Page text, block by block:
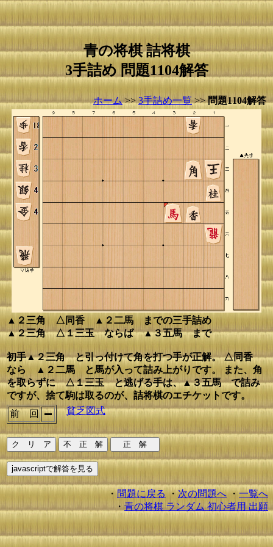
青の将棋 詰将棋
3手詰め 問題1104解答
ホーム>>3手詰め一覧>>問題1104解答
▲２三角 △同香 ▲２二馬 までの三手詰め
▲２三角 △１三玉 ならば ▲３五馬 まで
初手▲２三角 と引っ付けて角を打つ手が正解。 △同香
なら ▲２二馬 と馬が入って詰み上がりです。 また、角
を取らずに △１三玉 と逃げる手は、▲３五馬 で詰み
ですが、捨て駒は取るのが、詰将棋のエチケットです。
前 回
貧乏図式
・問題に戻る・次の問題へ・一覧へ
・ 青の将棋 ランダム 初心者用 出願